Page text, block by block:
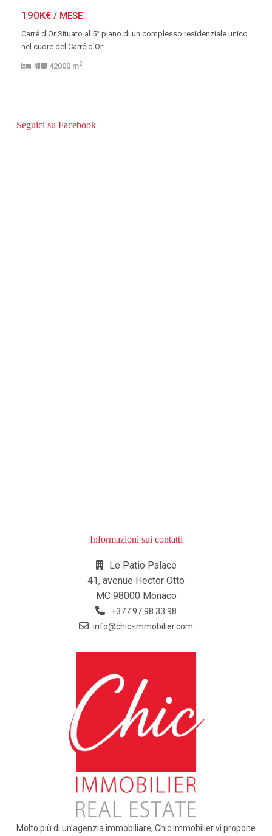
190K€ / MESE
Carré d'Or Situato al 5° piano di un complesso residenziale unico
nel cuore del Carré d'Or
4 42000 m2
Seguici su Facebook
Informazioni sui contatti
Le Patio Palace
41, avenue Hector Otto
MC 98000 Monaco
+377.97.98.33.98
info@chic-immobilier.com
Molto più di un’agenzia immobiliare, Chic Immobilier vi propone